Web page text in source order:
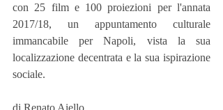
con 25 film e 100 proiezioni per l'annata
2017/18, un appuntamento culturale
immancabile per Napoli, vista la sua
localizzazione decentrata e la sua ispirazione
sociale.
di Renato Aiello